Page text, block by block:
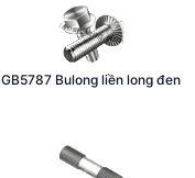
GB5787 Bulong liền long đen